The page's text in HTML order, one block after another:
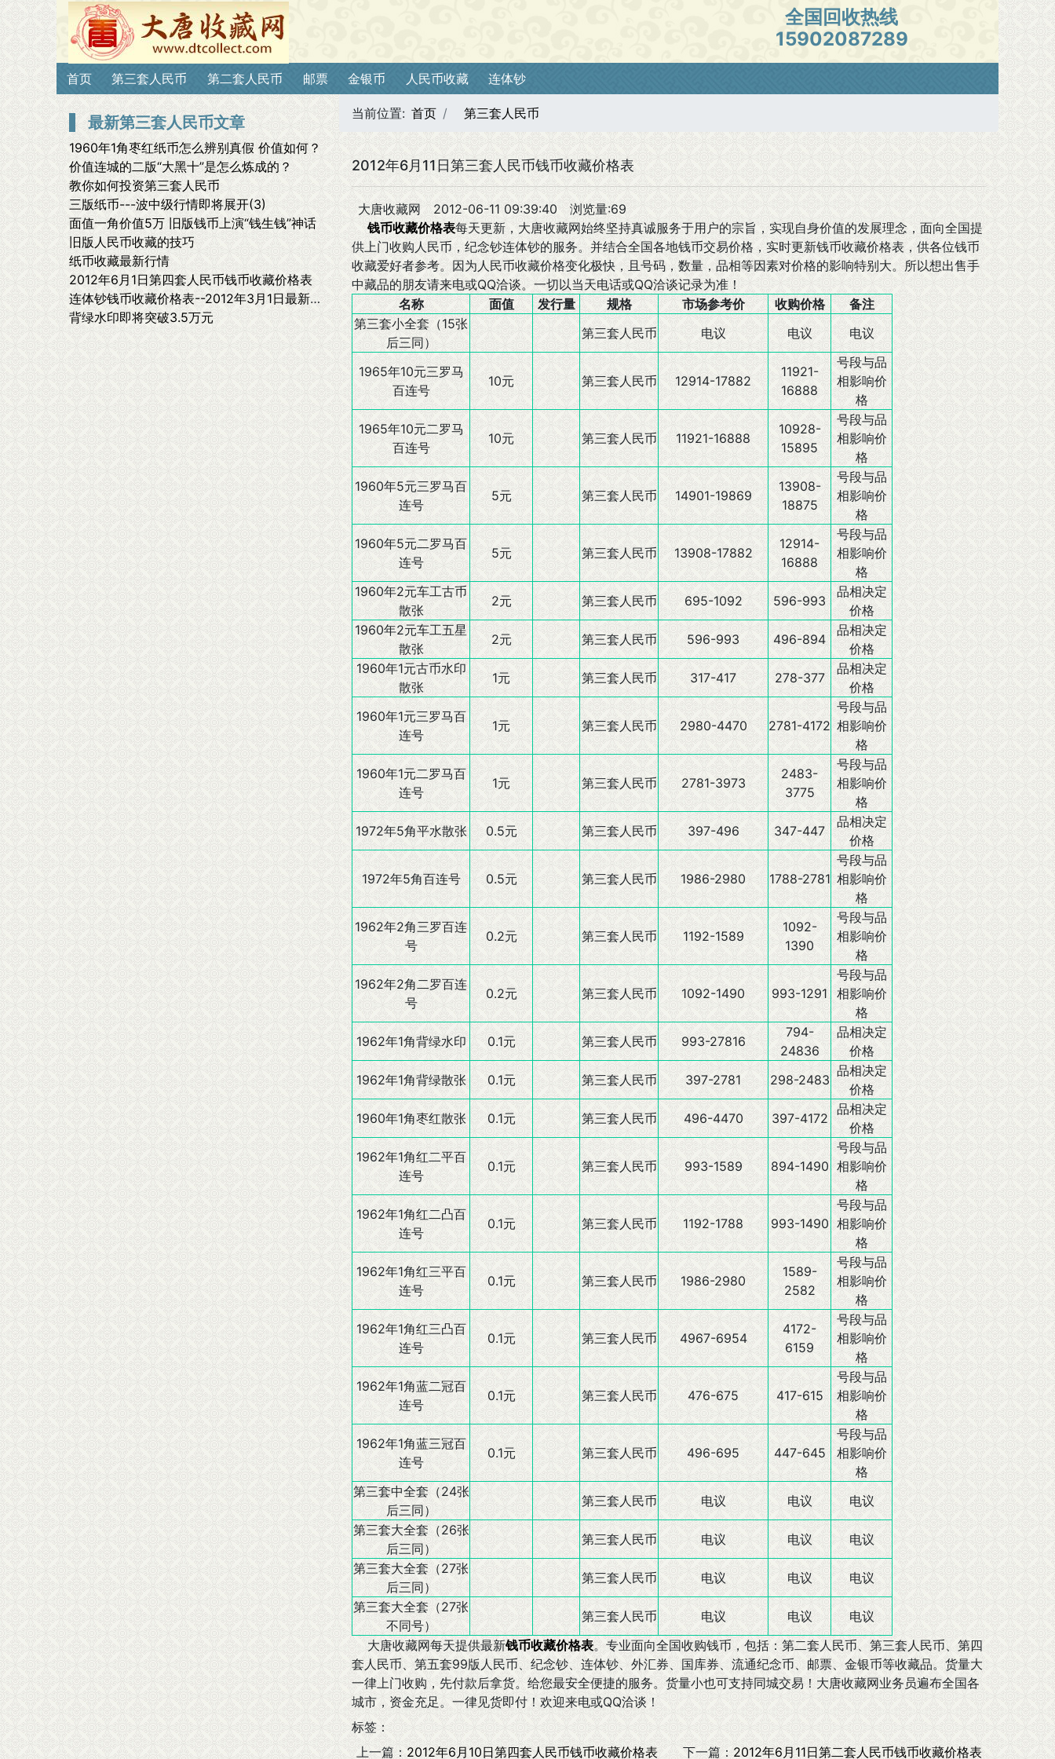
全国回收热线
15902087289
首页 第三套人民币 第二套人民币 邮票 金银币 人民币收藏 连体钞
最新第三套人民币文章
1960年1角枣红纸币怎么辨别真假 价值如何？
价值连城的二版“大黑十”是怎么炼成的？
教你如何投资第三套人民币
三版纸币---波中级行情即将展开(3)
面值一角价值5万 旧版钱币上演“钱生钱”神话
旧版人民币收藏的技巧
纸币收藏最新行情
2012年6月1日第四套人民币钱币收藏价格表
连体钞钱币收藏价格表--2012年3月1日最新价格表
背绿水印即将突破3.5万元
当前位置: 首页 第三套人民币
2012年6月11日第三套人民币钱币收藏价格表
大唐收藏网 2012-06-11 09:39:40
浏览量:69
钱币收藏价格表每天更新，大唐收藏网始终坚持真诚服务于用户的宗旨，实现自身价值的发展理念，面向全国提
供上门收购人民币，纪念钞连体钞的服务。并结合全国各地钱币交易价格，实时更新钱币收藏价格表，供各位钱币
收藏爱好者参考。因为人民币收藏价格变化极快，且号码，数量，品相等因素对价格的影响特别大。所以想出售手
中藏品的朋友请来电或QQ洽谈。一切以当天电话或QQ洽谈记录为准！
名称
面值 发行量 规格 市场参考价 收购价格
备注
第三套小全套（15张
后三同）
第三套人民币 电议 电议 电议
1965年10元三罗马
百连号
10元 第三套人民币 12914-17882
11921-
16888
号段与品
相影响价
格
1965年10元二罗马
百连号
10元 第三套人民币 11921-16888
10928-
15895
号段与品
相影响价
格
1960年5元三罗马百
连号
5元 第三套人民币 14901-19869
13908-
18875
号段与品
相影响价
格
1960年5元二罗马百
连号
5元 第三套人民币 13908-17882
12914-
16888
号段与品
相影响价
格
1960年2元车工古币
散张
2元 第三套人民币 695-1092 596-993
品相决定
价格
1960年2元车工五星
散张
2元 第三套人民币 596-993 496-894
品相决定
价格
1960年1元古币水印
散张
1元 第三套人民币 317-417 278-377
品相决定
价格
1960年1元三罗马百
连号
1元 第三套人民币 2980-4470 2781-4172
号段与品
相影响价
格
1960年1元二罗马百
连号
1元 第三套人民币 2781-3973
2483-
3775
号段与品
相影响价
格
1972年5角平水散张
0.5元 第三套人民币 397-496 347-447
品相决定
价格
1972年5角百连号 0.5元 第三套人民币 1986-2980 1788-2781
号段与品
相影响价
格
1962年2角三罗百连
号
0.2元 第三套人民币 1192-1589
1092-
1390
号段与品
相影响价
格
1962年2角二罗百连
号
0.2元 第三套人民币 1092-1490 993-1291
号段与品
相影响价
格
1962年1角背绿水印
0.1元 第三套人民币 993-27816
794-
24836
品相决定
价格
1962年1角背绿散张
0.1元 第三套人民币 397-2781 298-2483
品相决定
价格
1960年1角枣红散张
0.1元 第三套人民币 496-4470 397-4172
品相决定
价格
1962年1角红二平百
连号
0.1元 第三套人民币 993-1589 894-1490
号段与品
相影响价
格
1962年1角红二凸百
连号
0.1元 第三套人民币 1192-1788 993-1490
号段与品
相影响价
格
1962年1角红三平百
连号
0.1元 第三套人民币 1986-2980
1589-
2582
号段与品
相影响价
格
1962年1角红三凸百
连号
0.1元 第三套人民币 4967-6954
4172-
6159
号段与品
相影响价
格
1962年1角蓝二冠百
连号
0.1元 第三套人民币 476-675 417-615
号段与品
相影响价
格
1962年1角蓝三冠百
连号
0.1元 第三套人民币 496-695 447-645
号段与品
相影响价
格
第三套中全套（24张
后三同）
第三套人民币 电议 电议
电议
第三套大全套（26张
后三同）
第三套人民币 电议 电议
电议
第三套大全套（27张
后三同）
第三套人民币 电议 电议
电议
第三套大全套（27张
不同号）
第三套人民币 电议 电议
电议
大唐收藏网每天提供最新钱币收藏价格表。专业面向全国收购钱币，包括：第二套人民币、第三套人民币、第四
套人民币、第五套99版人民币、纪念钞、连体钞、外汇券、国库券、流通纪念币、邮票、金银币等收藏品。货量大
一律上门收购，先付款后拿货。给您最安全便捷的服务。货量小也可支持同城交易！大唐收藏网业务员遍布全国各
城市，资金充足。一律见货即付！欢迎来电或QQ洽谈！
标签：
上一篇： 2012年6月10日第四套人民币钱币收藏价格表 下一篇： 2012年6月11日第二套人民币钱币收藏价格表